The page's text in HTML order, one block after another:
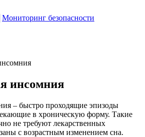
Мониторинг безопасности
инсомния
– быстро проходящие эпизоды
в хроническую форму. Такие
не требуют лекарственных
с возрастным изменением сна.